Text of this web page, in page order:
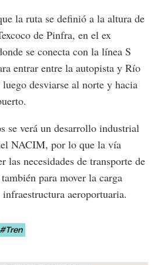
la ruta se definió a la altura de
de Pinfra, en el ex
se conecta con la línea S
entrar entre la autopista y Río
desviarse al norte y hacia
se verá un desarrollo industrial
NACIM, por lo que la vía
las necesidades de transporte de
para mover la carga
aeroportuaria.
Tren